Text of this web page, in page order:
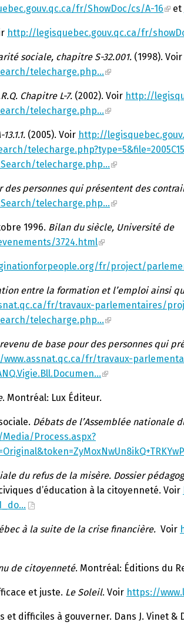
fr/ShowDoc/cs/A-16 et
http://legisquebec.gouv.qc.ca/fr/
sociale, chapitre S-32.001. (1998). Voir
telecharge.php…
Chapitre L-7. (2002). Voir http://
telecharge.php…
(2005). Voir http://
telecharge.php…
personnes qui présentent des
telecharge.php…
1996. Bilan du siècle, Université de
3724.html
fr/project/
entre la formation et l’emploi ainsi
fr/travaux-parlementaires/
telecharge.php…
de base pour des personnes qui
www.assnat.qc.ca/fr/travaux-
. Montréal: Lux Éditeur.
Débats de l’Assemblée nationale
Process.aspx?
du refus de la misère. Dossier
d’éducation à la citoyenneté. Voir
à la suite de la crise financière. Voir
de citoyenneté. Montréal: Éditions du
et juste. Le Soleil. Voir https://
difficiles à gouverner. Dans J. Vinet &